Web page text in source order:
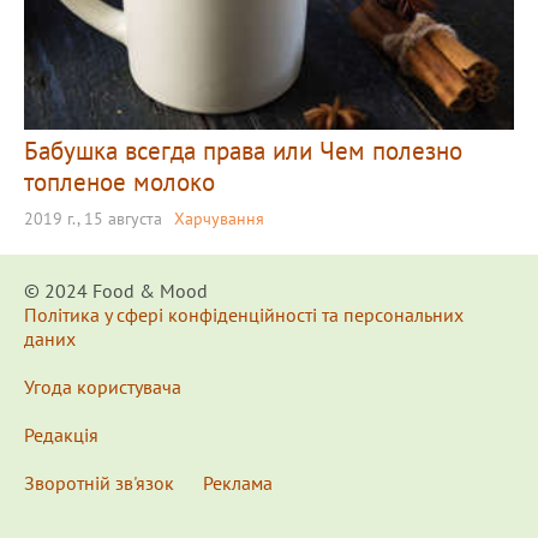
Бабушка всегда права или Чем полезно
топленое молоко
2019 г., 15 августа Харчування
© 2024 Food & Мood
Політика у сфері конфіденційності та персональних
даних
Угода користувача
Редакція
Зворотній зв'язок
Реклама